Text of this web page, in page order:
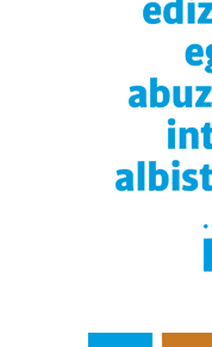
bazkideen zerrenda,
duten interes
dezakezun ikusteko.
Lortu zure datu
buruzko informazio
datuen atalean.
Webgune honek
zerbitzuak